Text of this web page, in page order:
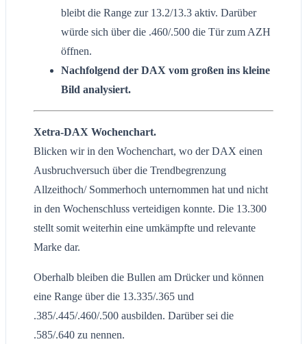
bleibt die Range zur 13.2/13.3 aktiv. Darüber
würde sich über die .460/.500 die Tür zum AZH
öffnen.
Nachfolgend der DAX vom großen ins kleine
Bild analysiert.
Xetra-DAX Wochenchart.
Blicken wir in den Wochenchart, wo der DAX einen
Ausbruchversuch über die Trendbegrenzung
Allzeithoch/ Sommerhoch unternommen hat und nicht
in den Wochenschluss verteidigen konnte. Die 13.300
stellt somit weiterhin eine umkämpfte und relevante
Marke dar.
Oberhalb bleiben die Bullen am Drücker und können
eine Range über die 13.335/.365 und
.385/.445/.460/.500 ausbilden. Darüber sei die
.585/.640 zu nennen.